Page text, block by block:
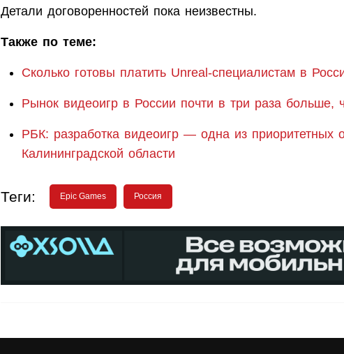
Детали договоренностей пока неизвестны.
Также по теме:
Сколько готовы платить Unreal-специалистам в
Рынок видеоигр в России почти в три раза больше,
РБК: разработка видеоигр — одна из приоритетных
Калининградской области
Теги: Epic Games Россия